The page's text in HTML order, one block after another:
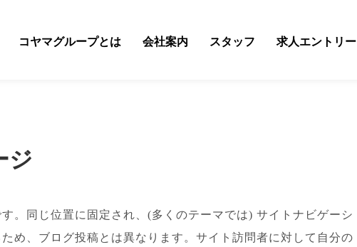
コヤマグループとは 会社案内 スタッフ 求人エントリー
ジ
。同じ位置に固定され、(多くのテーマでは) サイトナビゲーシ
め、ブログ投稿とは異なります。サイト訪問者に対して自分の